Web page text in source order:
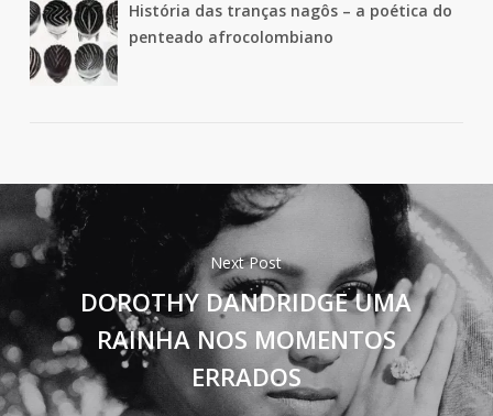
História das tranças nagôs – a poética do
penteado afrocolombiano
Next Post
DOROTHY DANDRIDGE UMA
RAINHA NOS MOMENTOS
ERRADOS